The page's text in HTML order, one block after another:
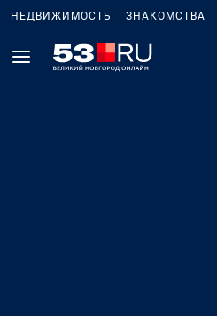
НЕДВИЖИМОСТЬ ЗНАКОМСТВА